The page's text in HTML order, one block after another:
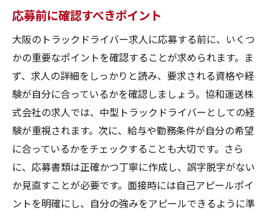
応募前に確認すべきポイント
大阪のトラックドライバー求人に応募する前に、いくつ
かの重要なポイントを確認することが求められます。ま
ず、求人の詳細をしっかりと読み、要求される資格や経
験が自分に合っているかを確認しましょう。協和運送株
式会社の求人では、中型トラックドライバーとしての経
験が重視されます。次に、給与や勤務条件が自分の希望
に合っているかをチェックすることも大切です。さら
に、応募書類は正確かつ丁寧に作成し、誤字脱字がない
か見直すことが必要です。面接時には自己アピールポイ
ントを明確にし、自分の強みをアピールできるように準